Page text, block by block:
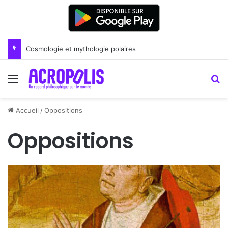
Cosmologie et mythologie polaires
Menu
Accueil /Oppositions
Oppositions